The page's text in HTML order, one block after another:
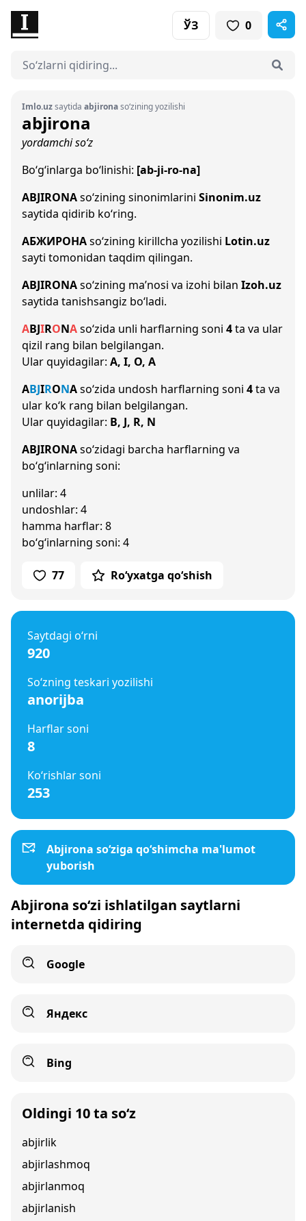
ЎЗ 0
Imlo.uzsaytida abjironaso‘zining yozilishi
abjirona
yordamchi so‘z
Bo‘g‘inlarga bo‘linishi: [ab-ji-ro-na]
ABJIRONAso‘zining sinonimlarini Sinonim.uz
saytida qidirib ko‘ring.
АБЖИРОНАso‘zining kirillcha yozilishi Lotin.uz
sayti tomonidan taqdim qilingan.
ABJIRONAso‘zining ma’nosi va izohi bilan Izoh.uz
saytida tanishsangiz bo‘ladi.
ABJIRONAso‘zida unli harflarning soni 4ta va ular
qizil rang bilan belgilangan.
Ular quyidagilar: A, I, O, A
ABJIRONAso‘zida undosh harflarning soni 4ta va
ular ko‘k rang bilan belgilangan.
Ular quyidagilar: B, J, R, N
ABJIRONAso‘zidagi barcha harflarning va
bo‘g‘inlarning soni:
unlilar: 4
undoshlar: 4
hamma harflar: 8
bo‘g‘inlarning soni: 4
77 Ro‘yxatga qo‘shish
Saytdagi o‘rni
920
So‘zning teskari yozilishi
anorijba
Harflar soni
8
Ko‘rishlar soni
253
Abjirona so‘ziga qo‘shimcha ma'lumot
yuborish
Abjirona so‘zi ishlatilgan saytlarni
internetda qidiring
Google
Яндекс
Bing
Oldingi 10 ta so‘z
abjirlik
abjirlashmoq
abjirlanmoq
abjirlanish